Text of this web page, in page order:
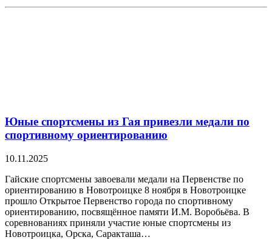
Юные спортсмены из Гая привезли медали по
спортивному ориентированию
10.11.2025
Гайские спортсмены завоевали медали на Первенстве по
ориентированию в Новотроицке 8 ноября в Новотроицке
прошло Открытое Первенство города по спортивному
ориентированию, посвящённое памяти И.М. Воробьёва. В
соревнованиях приняли участие юные спортсмены из
Новотроицка, Орска, Саракташа…